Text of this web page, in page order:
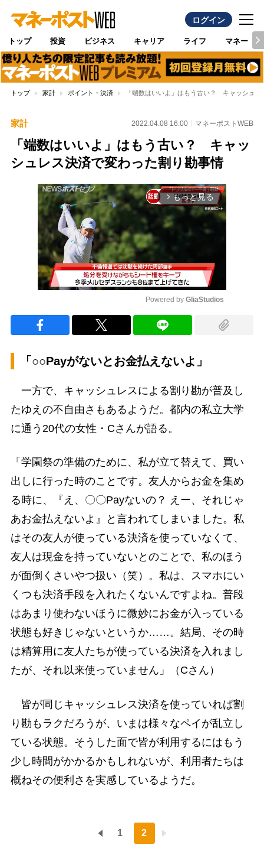
ログイン
トップ 投資 ビジネス キャリア ライフ マネー
トップ 家計 ポイント・決済 「端数はいいよ」はもう古い？ キャッシュ
家計 2022.04.08 16:00 マネーポストWEB
「端数はいいよ」はもう古い？ キャッ
シュレス決済で変わった割り勘事情
arrow_forward_ios もっと見る
Powered by GliaStudios
「○○Payがないとお金払えないよ」
一方で、キャッシュレスによる割り勘が普及し
たゆえの不自由さもあるようだ。都内の私立大学
に通う20代の女性・Cさんが語る。
「学園祭の準備のために、私が立て替えて、買い
出しに行った時のことです。友人からお金を集め
る時に、『え、〇〇Payないの？ えー、それじゃ
あお金払えないよ』と言われてしまいました。私
はその友人が使っている決済を使っていなくて、
友人は現金を持っていないとのことで、私のほう
が面倒くさいやつ扱い（笑）。私は、スマホにい
くつも決済手段を入れたくないんですよね。普段
はあまり使わないほうに微妙にお金が入っている
状態も好きじゃないというか……。結局、その時
は精算用に友人たちが使っている決済を入れまし
たが、それ以来使っていません」（Cさん）
皆が同じキャッシュレス決済を使っていれば割
り勘もラクだろうが、いまは様々なペイが乱立し
ている状態。そうした面で皆が利用するにはもう
少し時間がかかるかもしれないが、利用者たちは
概ねその便利さを実感しているようだ。
1 2